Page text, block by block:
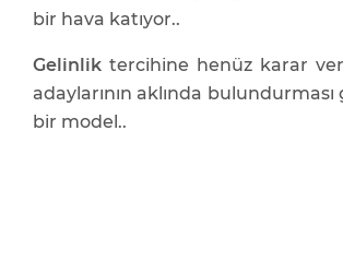
bir hava katıyor..
Gelinlik tercihine henüz karar
adaylarının aklında
bir model..